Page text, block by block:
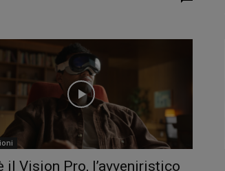
il Vision Pro, l’avveniristico